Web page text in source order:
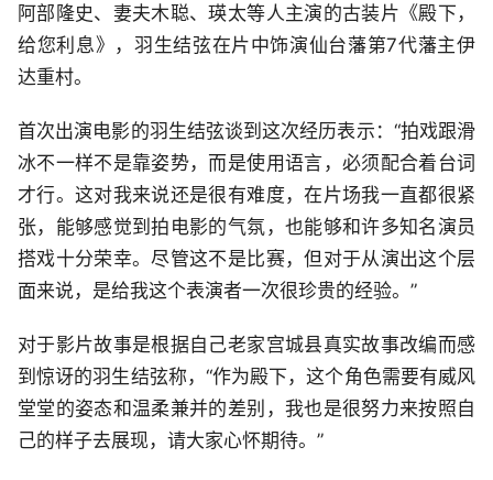
阿部隆史、妻夫木聪、瑛太等人主演的古装片《殿下，
给您利息》，羽生结弦在片中饰演仙台藩第7代藩主伊
达重村。
首次出演电影的羽生结弦谈到这次经历表示：“拍戏跟滑
冰不一样不是靠姿势，而是使用语言，必须配合着台词
才行。这对我来说还是很有难度，在片场我一直都很紧
张，能够感觉到拍电影的气氛，也能够和许多知名演员
搭戏十分荣幸。尽管这不是比赛，但对于从演出这个层
面来说，是给我这个表演者一次很珍贵的经验。”
对于影片故事是根据自己老家宫城县真实故事改编而感
到惊讶的羽生结弦称，“作为殿下，这个角色需要有威风
堂堂的姿态和温柔兼并的差别，我也是很努力来按照自
己的样子去展现，请大家心怀期待。”